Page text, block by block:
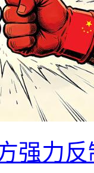
强力